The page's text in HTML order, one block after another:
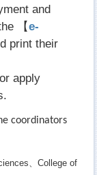
and
【e-
print their
apply
coordinators
、College of